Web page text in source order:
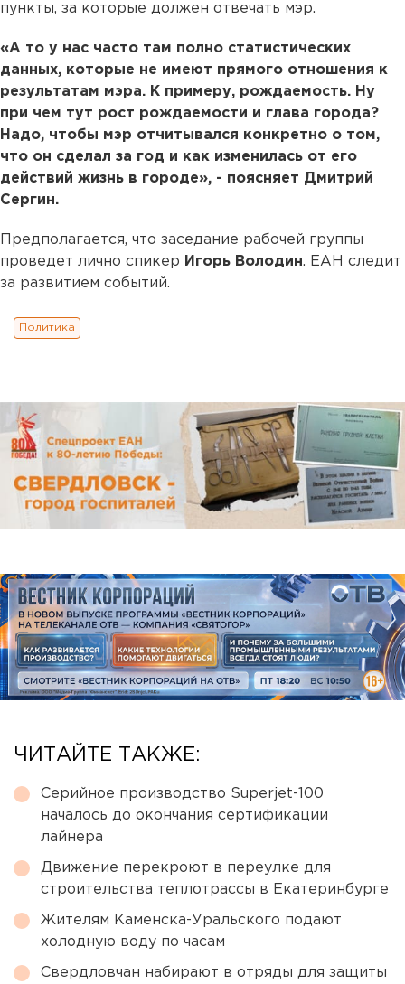
пункты, за которые должен отвечать мэр.
«А то у нас часто там полно статистических
данных, которые не имеют прямого отношения к
результатам мэра. К примеру, рождаемость. Ну
при чем тут рост рождаемости и глава города?
Надо, чтобы мэр отчитывался конкретно о том,
что он сделал за год и как изменилась от его
действий жизнь в городе», - поясняет Дмитрий
Сергин.
Предполагается, что заседание рабочей группы
проведет лично спикер Игорь Володин. ЕАН следит
за развитием событий.
Политика
ЧИТАЙТЕ ТАКЖЕ:
Серийное производство Superjet-100
началось до окончания сертификации
лайнера
Движение перекроют в переулке для
строительства теплотрассы в Екатеринбурге
Жителям Каменска-Уральского подают
холодную воду по часам
Свердловчан набирают в отряды для защиты